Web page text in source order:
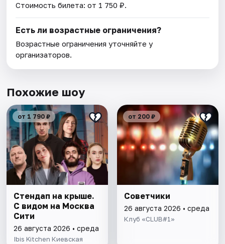
Стоимость билета: от 1 750 ₽.
Есть ли возрастные ограничения?
Возрастные ограничения уточняйте у
организаторов.
Похожие шоу
от 1 790 ₽
Стендап на крыше.
С видом на Москва
Сити
26 августа 2026 • среда
Ibis Kitchen Киевская
от 200 ₽
Советчики
26 августа 2026 • среда
Клуб «CLUB#1»